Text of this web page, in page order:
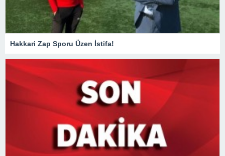
Hakkari Zap Sporu Üzen İstifa!